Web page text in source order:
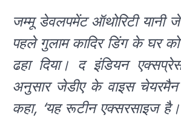
जम्मू डेवलपमेंट ऑथोरिटी यानी
पहले गुलाम कादिर डिंग के घर
ढहा दिया। द इंडियन
अनुसार जेडीए के वाइस
कहा, ‘यह रूटीन एक्सरसाइज है।